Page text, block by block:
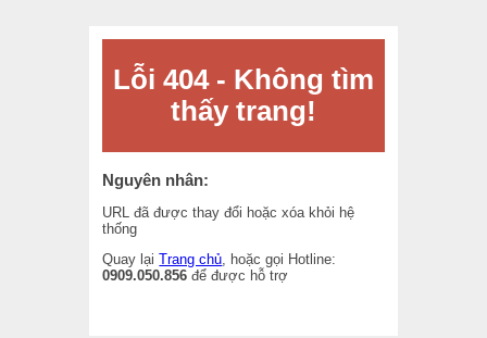
Lỗi 404 - Không tìm
thấy trang!
Nguyên nhân:
URL đã được thay đổi hoặc xóa khỏi hệ
thống
Quay lạiTrang chủ , hoặc gọi Hotline:
0909.050.856 để được hỗ trợ